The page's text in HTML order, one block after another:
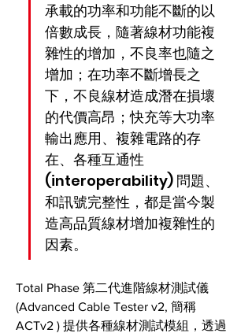
承載的功率和功能不斷的以
倍數成長，隨著線材功能複
雜性的增加，不良率也隨之
增加；在功率不斷增長之
下，不良線材造成潛在損壞
的代價高昂；快充等大功率
輸出應用、複雜電路的存
在、各種互通性
(interoperability) 問題、
和訊號完整性，都是當今製
造高品質線材增加複雜性的
因素。
Total Phase 第二代進階線材測試儀
(Advanced Cable Tester v2, 簡稱
ACTv2 ) 提供各種線材測試模組，透過